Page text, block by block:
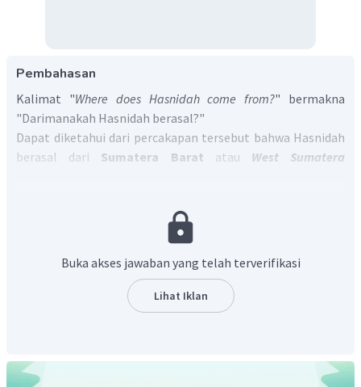
Pembahasan
Kalimat "Where does Hasnidah come from?" bermakna
"Darimanakah Hasnidah berasal?"
Dapat diketahui dari percakapan tersebut bahwa Hasnidah
berasal dari Sumatera Barat atau
West Sumatera
Dengan demikian, jawaban yang benar adalah C.
Buka akses jawaban yang telah terverifikasi
Lihat Iklan